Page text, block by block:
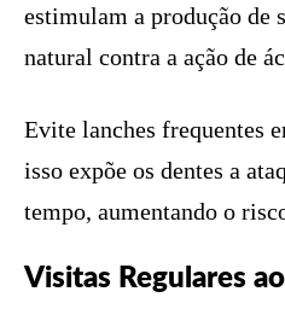
estimulam a produção de
natural contra a ação de
Evite lanches frequentes
isso expõe os dentes a
tempo, aumentando o
Visitas Regulares